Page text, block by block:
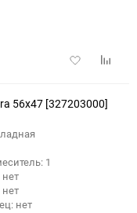
Добавить
56x47 [327203000]
1
нет